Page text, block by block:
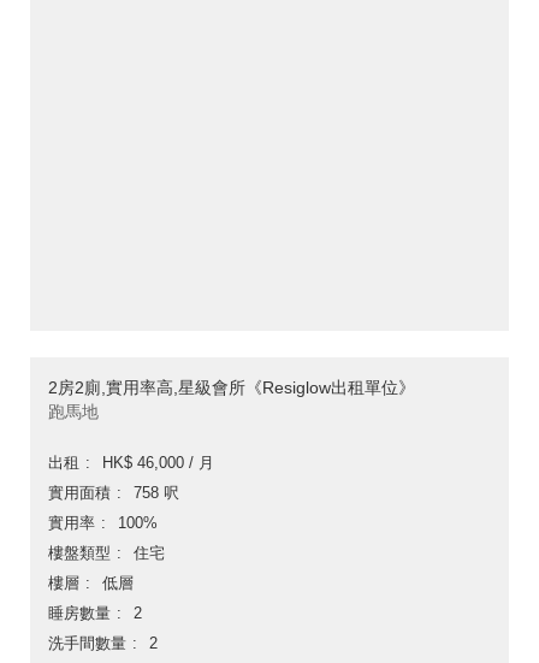
2房2廁,實用率高,星級會所《Resiglow出租單位》
跑馬地
出租
HK$ 46,000 / 月
實用面積
758 呎
實用率
100%
樓盤類型
住宅
樓層
低層
睡房數量
2
洗手間數量
2